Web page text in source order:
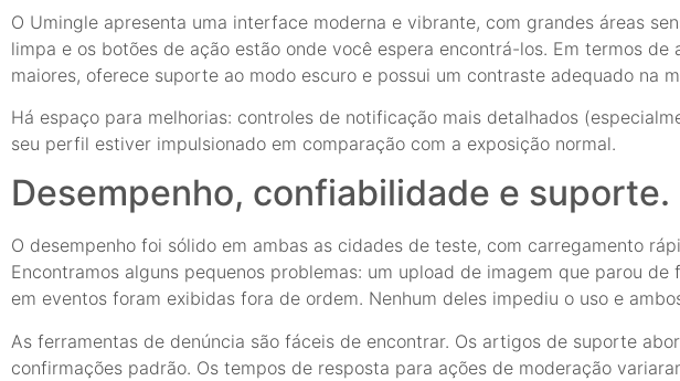
O Umingle apresenta uma interface moderna e vibrante, com grandes áreas
limpa e os botões de ação estão onde você espera encontrá-los. Em termos
maiores, oferece suporte ao modo escuro e possui um contraste adequado na
Há espaço para melhorias: controles de notificação mais detalhados
seu perfil estiver impulsionado em comparação com a exposição normal.
Desempenho, confiabilidade e suporte.
O desempenho foi sólido em ambas as cidades de teste, com carregamento
Encontramos alguns pequenos problemas: um upload de imagem que parou
em eventos foram exibidas fora de ordem. Nenhum deles impediu o uso e
As ferramentas de denúncia são fáceis de encontrar. Os artigos de suporte
confirmações padrão. Os tempos de resposta para ações de moderação